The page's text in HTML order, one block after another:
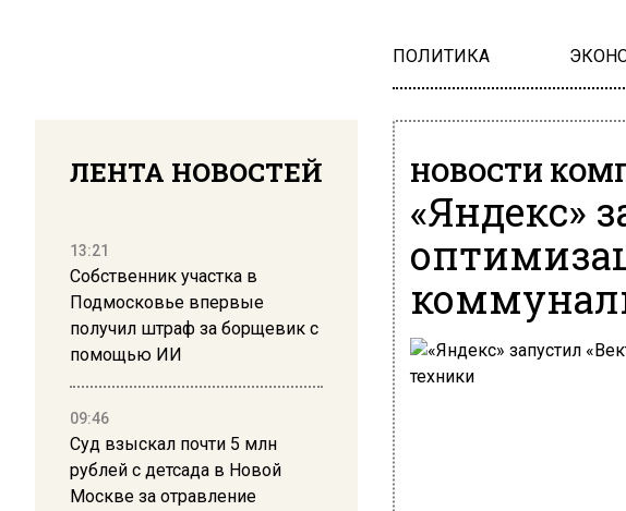
ПОЛИТИКА
ЛЕНТА НОВОСТЕЙ
13:21
Собственник участка в
Подмосковье впервые
получил штраф за борщевик с
помощью ИИ
09:46
Суд взыскал почти 5 млн
рублей с детсада в Новой
Москве за отравление
НОВОСТИ
«Яндекс»